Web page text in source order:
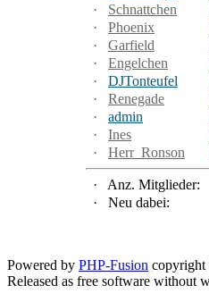
·
Schnattchen
·
Phoenix
·
Garfield
·
Engelchen
·
DJTonteufel
·
Renegade
·
admin
·
Ines
·
Herr_Ronson
· Anz. Mitglieder:
·
Neu dabei:
Powered by PHP-Fusion copyright
Released as free software without